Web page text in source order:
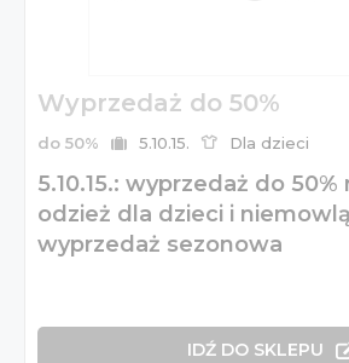
Wyprzedaż do 50%
do 50% 5.10.15. Dla dzieci
5.10.15.: wyprzedaż do 50%
odzież dla dzieci i
wyprzedaż sezonowa
IDŹ DO SKLEPU